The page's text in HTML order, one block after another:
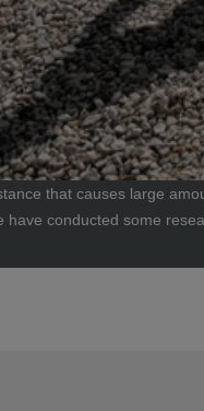
that causes large
conducted some